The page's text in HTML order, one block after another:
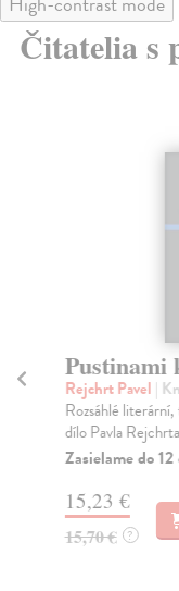
Čitatelia s
Pustinami
Rejchrt Pavel |
Rozsáhlé
dílo Pavla
Zasielame do
15,23 €
15,70 € ?